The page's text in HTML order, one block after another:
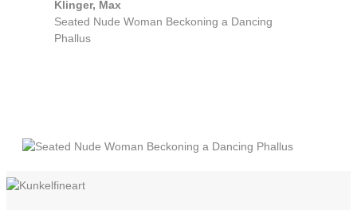
Klinger, Max
Seated Nude Woman Beckoning a Dancing
Phallus